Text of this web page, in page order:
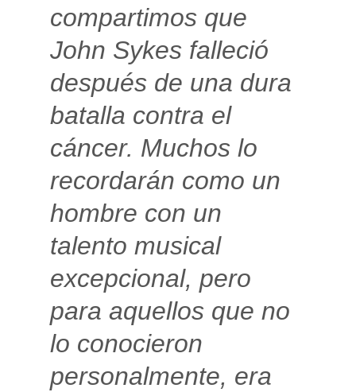
compartimos que
John Sykes falleció
después de una dura
batalla contra el
cáncer. Muchos lo
recordarán como un
hombre con un
talento musical
excepcional, pero
para aquellos que no
lo conocieron
personalmente, era